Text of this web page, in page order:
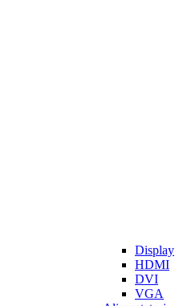
Display
HDMI
DVI
VGA